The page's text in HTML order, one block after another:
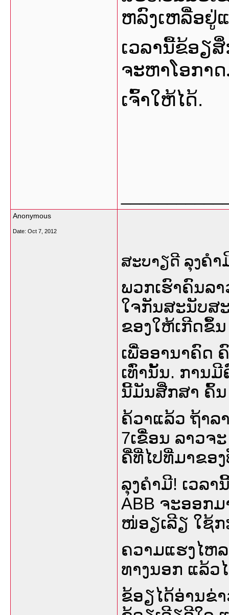
ຫລົງເຫລືໍອຢູ່
ເວລານື້ຂ້ອຽ
ຈະຫາໂອກາ
ເຈົ້າໃຫ້ໄດ້.
Anonymous
Date: Oct 7, 2012
ສະບາຽດີ ລຸງຄໍາ
ພວກເຮົາຄົນລ
ໃຈກັນສະນັບສ
ຂອງໃຫ້ເກີດຂິໍ້ນ
ເພີໍ່ອອານາຄົດ
ເທົ່ານັ້ນ. ການ
ນີ້ມັນສີໍກສາ ຄົ້ນ
ຄ້ວາແລ້ວ ຖ້າລ
7ເຂີໍ່ອນ ລາວ
ຄີໍທີ່ໄປທີ່ມາຂອ
ລຸງຄໍາມີ! ເວລ
ABB ຈະອອກ
ໜ່ອຽເລີຽ ໃຊ້
ຄວາມແຮງໄຫ
ທາງນອກ ແລ້ວ
ຂ້ອຽໄດ້ອ່ານຂ່